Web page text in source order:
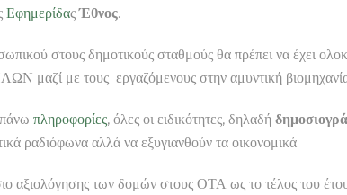
ΕφημερίδαςΈθνος.
στους δημοτικούς σταθμούς θα πρέπει να έχει
με τους εργαζόμενους στην αμυντική βιομηχανία
πληροφορίες, όλες οι ειδικότητες, δηλαδή
ραδιόφωνα αλλά να εξυγιανθούν τα οικονομικά.
αξιολόγησης των δομών στους ΟΤΑ ως το τέλος του